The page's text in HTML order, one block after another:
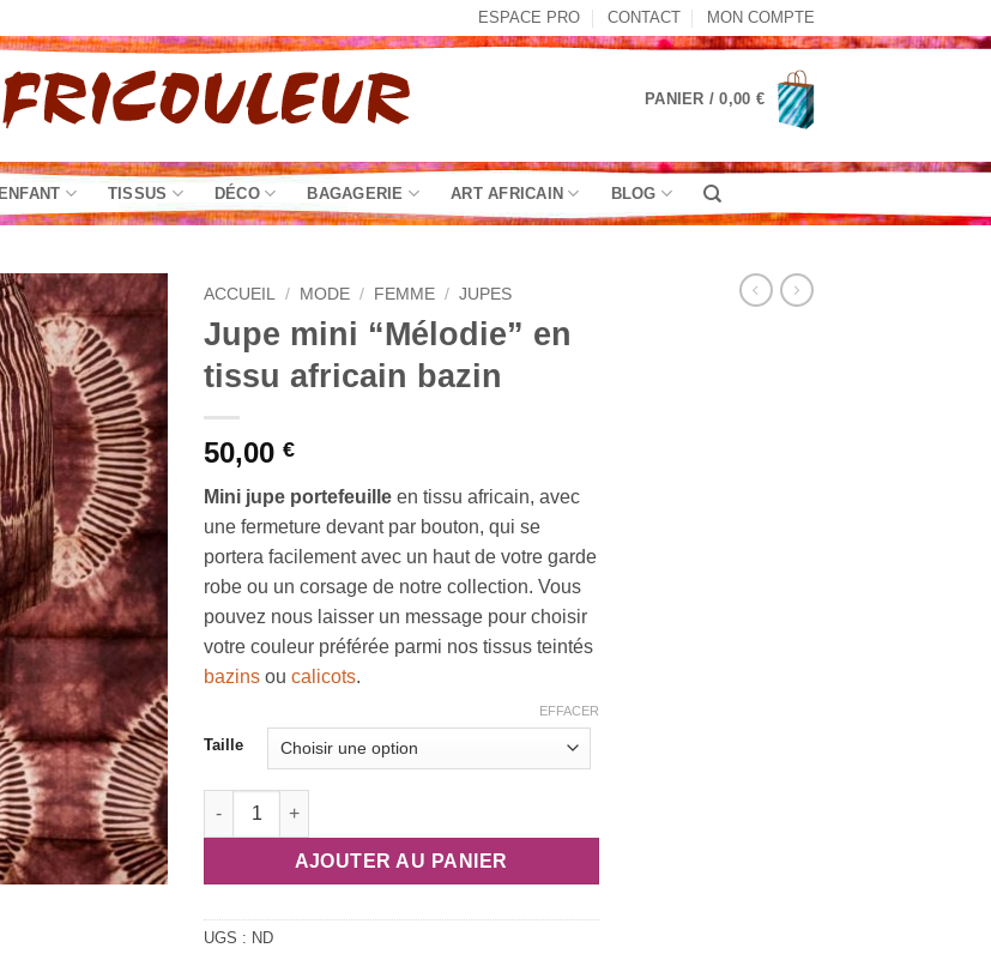
ESPACE PRO CONTACT MON COMPTE
PANIER /0,00 €
ENFANT TISSUS DÉCO BAGAGERIE ART AFRICAIN BLOG
ACCUEIL / MODE / FEMME / JUPES
Jupe mini “Mélodie” en
tissu africain bazin
50,00 €
Mini jupe portefeuille en tissu africain, avec
une fermeture devant par bouton, qui se
portera facilement avec un haut de votre garde
robe ou un corsage de notre collection. Vous
pouvez nous laisser un message pour choisir
votre couleur préférée parmi nos tissus teintés
bazins ou calicots.
Taille
EFFACER
quantité de Jupe mini “Mélodie” en tissu africain bazin
AJOUTER AU PANIER
UGS : ND